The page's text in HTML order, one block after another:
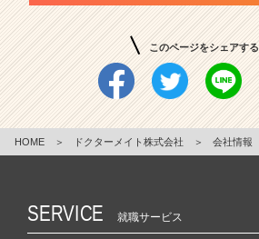
このページをシェアする
HOME ＞ ドクターメイト株式会社 ＞ 会社情報
SERVICE 就職サービス